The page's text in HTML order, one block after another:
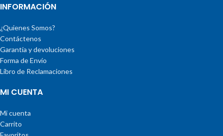
INFORMACIÓN
¿Quienes Somos?
Contáctenos
Garantía y devoluciones
Forma de Envío
Libro de Reclamaciones
MI CUENTA
Mi cuenta
Carrito